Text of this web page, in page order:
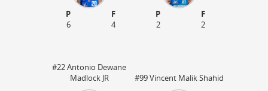
P
F
6
4
P
F
2
2
#22 Antonio Dewane
Madlock JR
#99 Vincent Malik Shahid